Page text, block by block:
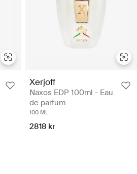
Xerjoff
Naxos EDP 100ml - Eau
de parfum
100 ML
2818 kr